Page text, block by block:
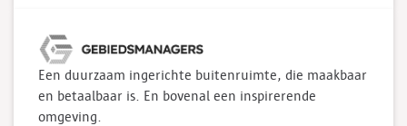
Een duurzaam ingerichte buitenruimte, die maakbaar
en betaalbaar is. En bovenal een inspirerende
omgeving.